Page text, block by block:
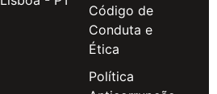
Código de
Conduta e
Ética
Política